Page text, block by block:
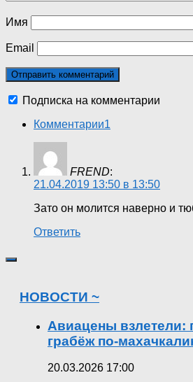
Имя
Email
Подписка на комментарии
Комментарии1
FREND:
21.04.2019 13:50 в 13:50
Зато он молится наверно и
Ответить
НОВОСТИ ~
Авиацены взлетели:
грабёж по-
20.03.2026 17:00